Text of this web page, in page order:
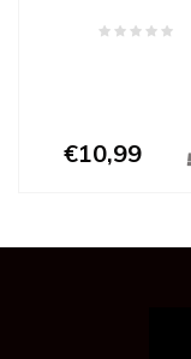
€10,99